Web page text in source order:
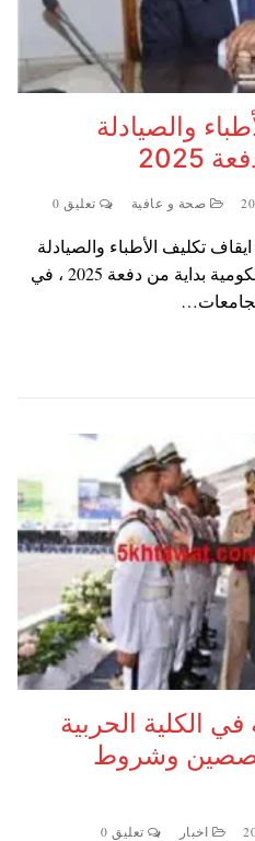
والصيادلة
صحة و عافية تعليق 0
تكليف الأطباء والصيادلة
والتمريض في المستشفيات الحكومية بداية من دفعة 2025 ، في
الكلية الحربية
وشروط
اخبار تعليق 0